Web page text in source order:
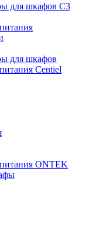
для шкафов C3
для шкафов
Centiel
ONTEK